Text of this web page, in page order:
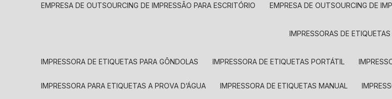
EMPRESA DE OUTSOURCING DE IMPRESSÃO PARA ESCRITÓRIO EMPRESA DE OUTSOURCING DE
IMPRESSORAS DE ETIQUETAS
IMPRESSORA DE ETIQUETAS PARA GÔNDOLAS IMPRESSORA DE ETIQUETAS PORTÁTIL
IMPRESSORA PARA ETIQUETAS A PROVA D’ÁGUA IMPRESSORA DE ETIQUETAS MANUAL